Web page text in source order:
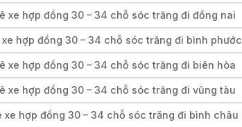
xe hợp đồng 30 – 34 chỗ sóc trăng đi đồng nai
hợp đồng 30 – 34 chỗ sóc trăng đi bình phước
xe hợp đồng 30 – 34 chỗ sóc trăng đi biên hòa
xe hợp đồng 30 – 34 chỗ sóc trăng đi vũng tàu
xe hợp đồng 30 – 34 chỗ sóc trăng đi bình châu